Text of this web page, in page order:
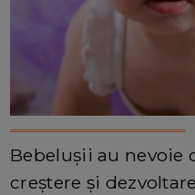
Bebelușii au nevoie
creștere și